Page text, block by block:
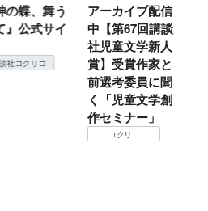
の蝶、舞う
』公式サイ
社コクリコ
アーカイブ配信
中【第67回講談
社児童文学新人
賞】受賞作家と
前選考委員に聞
く「児童文学創
作セミナー」
コクリコ